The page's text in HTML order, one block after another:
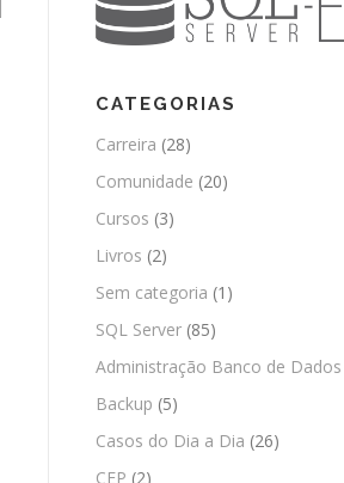
CATEGORIAS
Carreira (28)
Comunidade (20)
Cursos (3)
Livros (2)
Sem categoria (1)
SQL Server (85)
Administração Banco de Dados
Backup (5)
Casos do Dia a Dia (26)
CEP (2)